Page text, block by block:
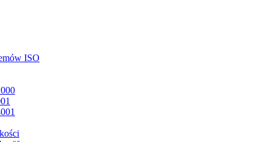
ISO